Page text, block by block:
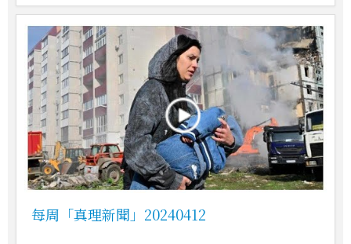
每周「真理新聞」20240412